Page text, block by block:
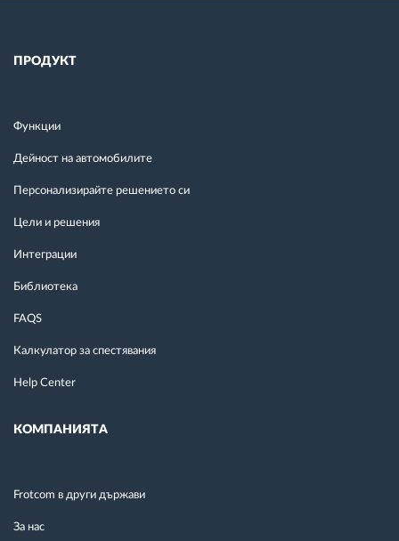
ПРОДУКТ
Функции
Дейност на автомобилите
Персонализирайте решението си
Цели и решения
Интеграции
Библиотека
FAQS
Калкулатор за спестявания
Help Center
КОМПАНИЯТА
Frotcom в други държави
За нас